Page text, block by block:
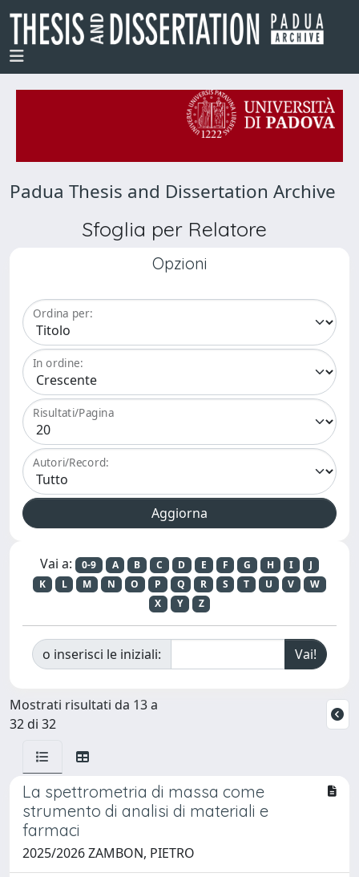
Padua Thesis and Dissertation Archive
Sfoglia per Relatore
Opzioni
Ordina per:
In ordine:
Risultati/Pagina
Autori/Record:
Vai a: 0-9 A B C D E F G H I
J
K
L M N O P Q R S T U V
W
X
Y Z
o inserisci le iniziali:
Mostrati risultati da 13 a
32 di 32
La spettrometria di massa come
strumento di analisi di materiali e
farmaci
2025/2026 ZAMBON, PIETRO